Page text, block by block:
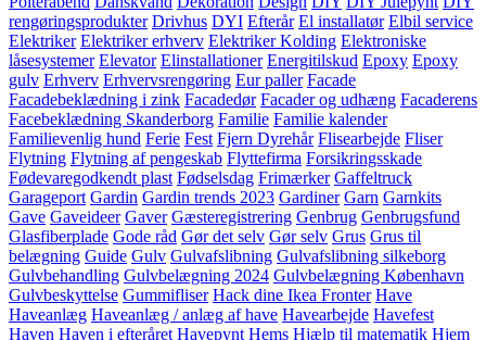
rengøringsprodukter Drivhus DYI Efterår El installatør Elbil service
Elektriker Elektriker erhverv Elektriker Kolding Elektroniske
låsesystemer Elevator Elinstallationer Energitilskud Epoxy Epoxy
gulv Erhverv Erhvervsrengøring Eur paller Facade
Facadebeklædning i zink Facadedør Facader og udhæng Facaderens
Facebeklædning Skanderborg Familie Familie kalender
Familievenlig hund Ferie Fest Fjern Dyrehår Flisearbejde Fliser
Flytning Flytning af pengeskab Flyttefirma Forsikringsskade
Fødevaregodkendt plast Fødselsdag Frimærker Gaffeltruck
Garageport Gardin Gardin trends 2023 Gardiner Garn Garnkits
Gave Gaveideer Gaver Gæsteregistrering Genbrug Genbrugsfund
Glasfiberplade Gode råd Gør det selv Gør selv Grus Grus til
belægning Guide Gulv Gulvafslibning Gulvafslibning silkeborg
Gulvbehandling Gulvbelægning 2024 Gulvbelægning København
Gulvbeskyttelse Gummifliser Hack dine Ikea Fronter Have
Haveanlæg Haveanlæg / anlæg af have Havearbejde Havefest
Haven Haven i efteråret Havepynt Hems Hjælp til matematik Hjem